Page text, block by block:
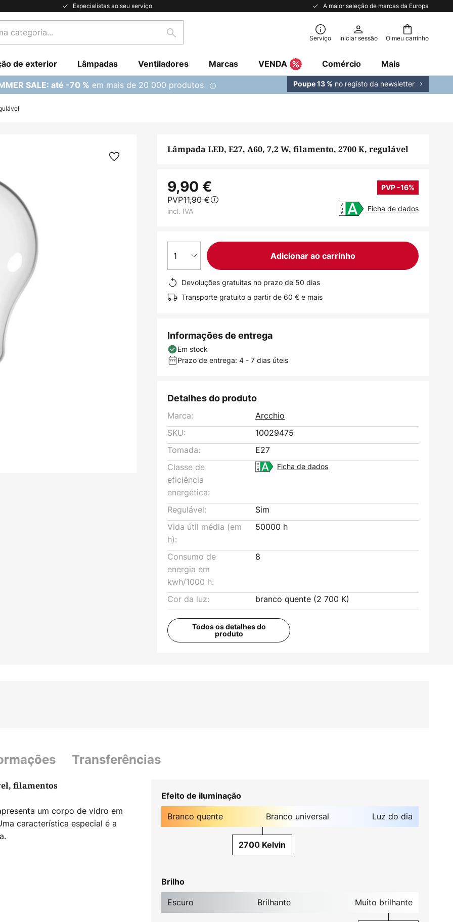
Especialistas ao seu serviço A maior seleção de marcas da Europa
O meu carrinho
Pesquisar Serviço Iniciar sessão
de exterior Lâmpadas Ventiladores Marcas VENDA Comércio Mais
SALE: até -70 % em mais de 20 000 produtos Poupe 13 % no registo da newsletter
Lâmpada LED, E27, A60, 7,2 W, filamento, 2700 K, regulável
9,90 € PVP -16%
PVP11,90 €
incl. IVA Ficha de dados
1 Adicionar ao carrinho
Devoluções gratuitas no prazo de 50 dias
Transporte gratuito a partir de 60 € e mais
Informações de entrega
Em stock
Prazo de entrega: 4 - 7 dias úteis
Detalhes do produto
Marca:
Arcchio
SKU:
10029475
Tomada:
E27
Classe de
eficiência
energética:
Ficha de dados
Regulável:
Sim
Vida útil média (em
h):
50000 h
Consumo de
energia em
kwh/1000 h:
8
Cor da luz: branco quente (2 700 K)
Todos os detalhes do
produto
Transferências
filamentos
um corpo de vidro em
característica especial é a
Efeito de iluminação
Branco quente Branco universal Luz do dia
2700 Kelvin
Brilho
Escuro Brilhante Muito brilhante